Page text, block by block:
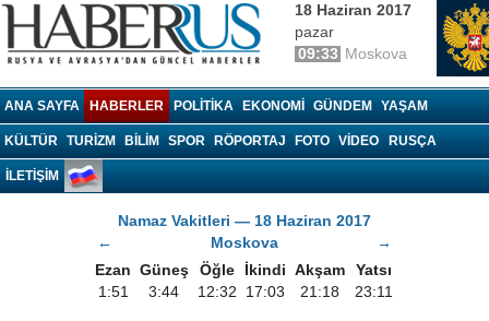
18 Haziran 2017
pazar
09:33 Moskova
ANA SAYFA HABERLER POLITIKA EKONOMI GÜNDEM YAŞAM
KÜLTÜR TURIZM BILIM SPOR RÖPORTAJ FOTO VIDEO RUSÇA
İLETİŞİM
Namaz Vakitleri — 18 Haziran 2017
←
Moskova
→
Ezan Güneş Öğle İkindi Akşam
Yatsı
1:51
3:44 12:32 17:03 21:18 23:11